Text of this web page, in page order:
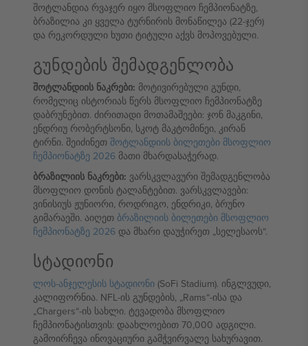
შოტლანდია რვაჯერ იყო მსოფლიო ჩემპიონატზე,
ბრაზილია კი ყველა ტურნირის მონაწილეა (22-ჯერ)
და რეკორდული ხუთი ტიტული აქვს მოპოვებული.
გუნდების შემადგენლობა
შოტლანდიის ნაკრები: მოტივირებული გუნდი,
რომელიც ისტორიას წერს მსოფლიო ჩემპიონატზე
დაბრუნებით. ძირითადი მოთამაშეები: ჯონ მაკგინი,
ენდრიუ რობერტსონი, სკოტ მაკტომინეი, კირან
ტირნი. შეიძინეთ შოტლანდიის ბილეთები მსოფლიო
ჩემპიონატზე 2026 მათი მხარდასაჭერად.
ბრაზილიის ნაკრები: ვარსკვლავური შემადგენლობა
მსოფლიო დონის ტალანტებით. ვარსკვლავები:
ვინისიუს ჟუნიორი, როდრიგო, ენდრიკი, ბრუნო
გიმარაეში. აიღეთ ბრაზილიის ბილეთები მსოფლიო
ჩემპიონატზე 2026 და მხარი დაუჭირეთ „სელესაოს“.
სტადიონი
ლოს-ანჯელესის სტადიონი (SoFi Stadium). ინგლვუდი,
კალიფორნია. NFL-ის გუნდების, „Rams“-ისა და
„Chargers“-ის სახლი. ტევადობა მსოფლიო
ჩემპიონატისთვის: დაახლოებით 70,000 ადგილი.
გამოირჩევა ინოვაციური გამჭვირვალე სახურავით.